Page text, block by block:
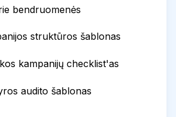
bendruomenės
struktūros šablonas
kampanijų checklist'as
audito šablonas